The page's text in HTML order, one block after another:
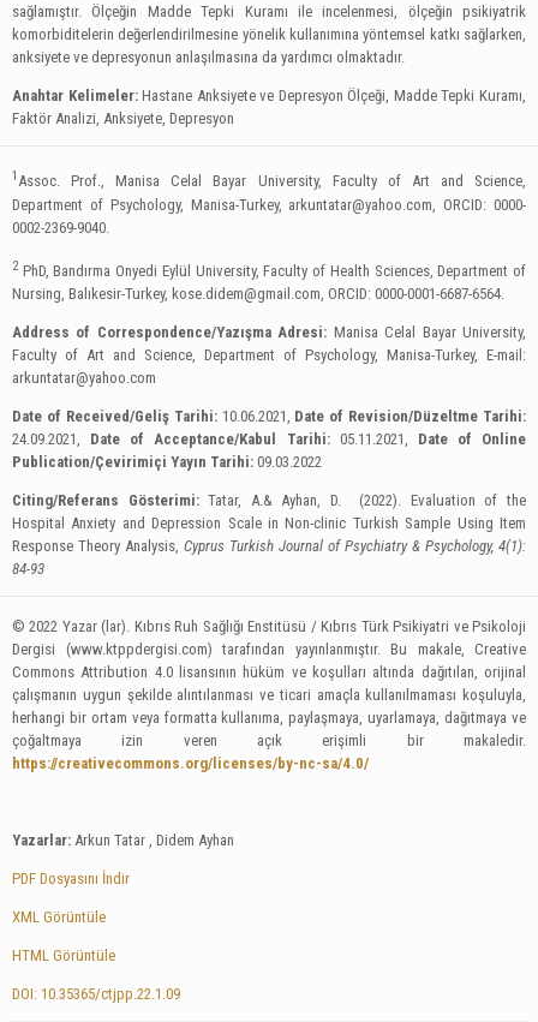
sağlamıştır. Ölçeğin Madde Tepki Kuramı ile incelenmesi, ölçeğin psikiyatrik
komorbiditelerin değerlendirilmesine yönelik kullanımına yöntemsel katkı sağlarken,
anksiyete ve depresyonun anlaşılmasına da yardımcı olmaktadır.
Anahtar Kelimeler:Hastane Anksiyete ve Depresyon Ölçeği, Madde Tepki Kuramı,
Faktör Analizi, Anksiyete, Depresyon
1 Assoc. Prof., Manisa Celal Bayar University, Faculty of Art and Science,
Department of Psychology, Manisa-Turkey, arkuntatar@yahoo.com , ORCID: 0000-
0002-2369-9040.
2PhD, Bandırma Onyedi Eylül University, Faculty of Health Sciences, Department of
Nursing, Balıkesir-Turkey, kose.didem@gmail.com , ORCID: 0000-0001-6687-6564.
Address of Correspondence/Yazışma Adresi: Manisa Celal Bayar University,
Faculty of Art and Science, Department of Psychology, Manisa-Turkey, E-mail:
arkuntatar@yahoo.com
Date of Received/Geliş Tarihi: 10.06.2021, Date of Revision/Düzeltme Tarihi:
24.09.2021, Date of Acceptance/Kabul Tarihi: 05.11.2021, Date of Online
Publication/Çevirimiçi Yayın Tarihi: 09.03.2022
Citing/Referans Gösterimi:Tatar, A.& Ayhan, D. (2022). Evaluation of the
Hospital Anxiety and Depression Scale in Non-clinic Turkish Sample Using Item
Response Theory Analysis, Cyprus Turkish Journal of Psychiatry & Psychology, 4(1):
84-93
© 2022 Yazar (lar). Kıbrıs Ruh Sağlığı Enstitüsü / Kıbrıs Türk Psikiyatri ve Psikoloji
Dergisi (www.ktppdergisi.com) tarafından yayınlanmıştır. Bu makale, Creative
Commons Attribution 4.0 lisansının hüküm ve koşulları altında dağıtılan, orijinal
çalışmanın uygun şekilde alıntılanması ve ticari amaçla kullanılmaması koşuluyla,
herhangi bir ortam veya formatta kullanıma, paylaşmaya, uyarlamaya, dağıtmaya ve
çoğaltmaya izin veren açık erişimli bir makaledir.
https://creativecommons.org/licenses/by-nc-sa/4.0/
Yazarlar: Arkun Tatar , Didem Ayhan
PDF Dosyasını İndir
XML Görüntüle
HTML Görüntüle
DOI: 10.35365/ctjpp.22.1.09